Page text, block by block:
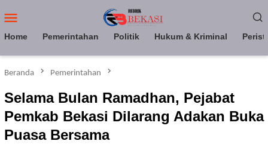
ke
Mobile
Home Pemerintahan Politik Hukum & Kriminal
Beranda Pemerintahan
Selama Bulan Ramadhan, Pejabat
Pemkab Bekasi Dilarang Adakan Buka
Puasa Bersama